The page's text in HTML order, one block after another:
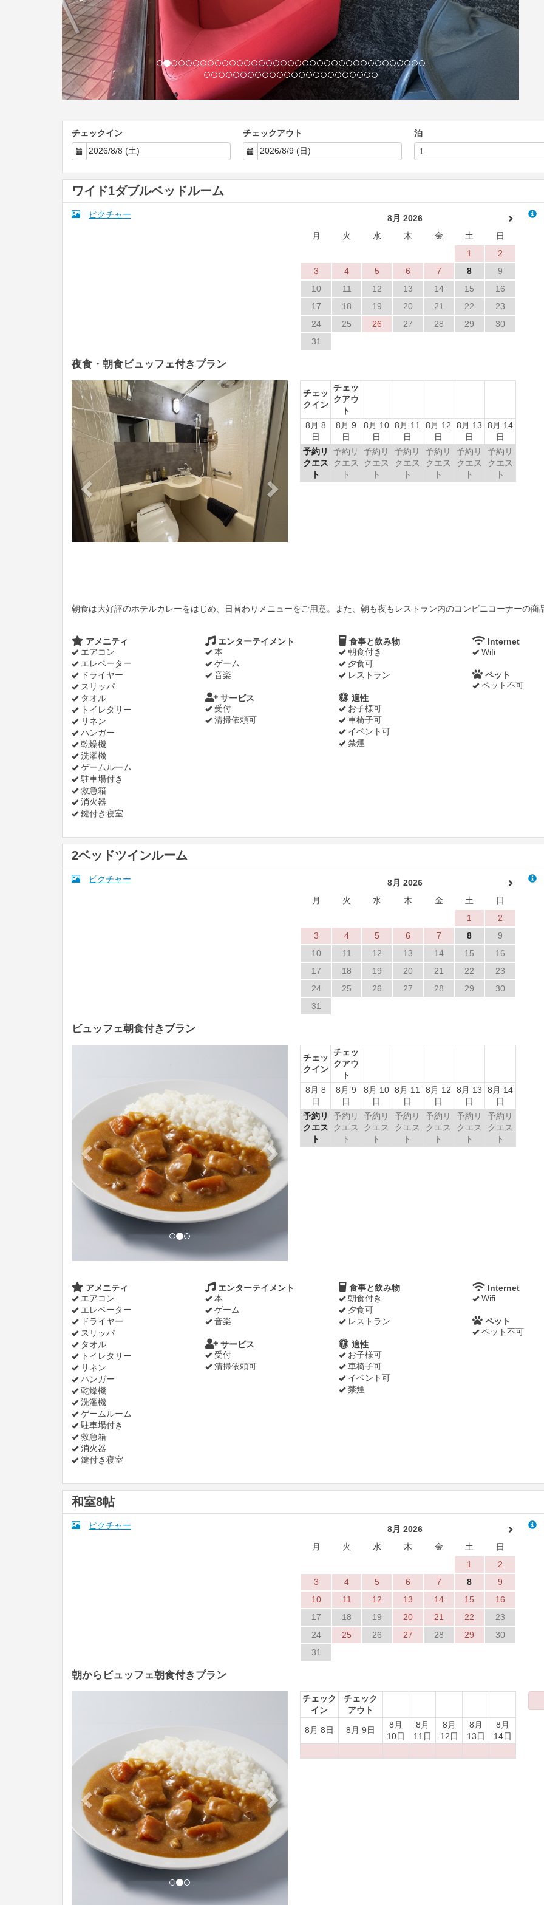
チェックイン チェックアウト 泊
ワイド1ダブルベッドルーム
ピクチャー
8月 2026
月
火 水 木 金 土
日
1
2
3
4 5 6 7 8
9
10
11 12 13 14 15
16
17
18 19 20 21 22
23
24
25 26 27 28 29
30
31
夜食・朝食ビュッフェ付きプラン
Previous Next
チェッ
クイン
チェッ
クアウ
ト
8月 8
日
8月 9
日
8月 10
日
8月 11
日
8月 12
日
8月 13
日
8月 14
日
予約リ
クエス
ト
予約リ
クエス
ト
予約リ
クエス
ト
予約リ
クエス
ト
予約リ
クエス
ト
予約リ
クエス
ト
予約リ
クエス
ト
朝食は大好評のホテルカレーをはじめ、日替わりメニューをご用意。また、朝も夜もレストラン内のコンビニコーナーの商
アメニティ
エアコン
エレベーター
ドライヤー
スリッパ
タオル
トイレタリー
リネン
ハンガー
乾燥機
洗濯機
ゲームルーム
駐車場付き
救急箱
消火器
鍵付き寝室
エンターテイメント
本
ゲーム
音楽
食事と飲み物
朝食付き
夕食可
レストラン
Internet
Wifi
ペット
ペット不可
サービス
受付
清掃依頼可
適性
お子様可
車椅子可
イベント可
禁煙
2ベッドツインルーム
ピクチャー
8月 2026
月
火 水 木 金 土
日
1
2
3
4 5 6 7 8
9
10
11 12 13 14 15
16
17
18 19 20 21 22
23
24
25 26 27 28 29
30
31
ビュッフェ朝食付きプラン
チェッ
クイン
チェッ
クアウ
ト
8月 8
日
8月 9
日
8月 10
日
8月 11
日
8月 12
日
8月 13
日
8月 14
日
予約リ
クエス
ト
予約リ
クエス
ト
予約リ
クエス
ト
予約リ
クエス
ト
予約リ
クエス
ト
予約リ
クエス
ト
予約リ
クエス
ト
アメニティ
エアコン
エレベーター
ドライヤー
スリッパ
タオル
トイレタリー
リネン
ハンガー
乾燥機
洗濯機
ゲームルーム
駐車場付き
救急箱
消火器
鍵付き寝室
エンターテイメント
本
ゲーム
音楽
食事と飲み物
朝食付き
夕食可
レストラン
Internet
Wifi
ペット
ペット不可
サービス
受付
清掃依頼可
適性
お子様可
車椅子可
イベント可
禁煙
和室8帖
ピクチャー
8月 2026
月
火 水 木 金 土
日
1
2
3
4 5 6 7 8
9
10
11 12 13 14 15
16
17
18 19 20 21 22
23
24
25 26 27 28 29
30
31
朝からビュッフェ朝食付きプラン
チェック
イン
チェック
アウト
8月 8日 8月 9日
8月
10日
8月
11日
8月
12日
8月
13日
8月
14日